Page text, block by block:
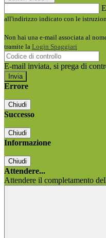
all'indirizzo indicato con le
Non hai una e-mail associata al
tramite la Login Spaggiari
E-mail inviata, si prega di
Errore
Chiudi
Successo
Chiudi
Informazione
Chiudi
Attendere...
Attendere il completamento